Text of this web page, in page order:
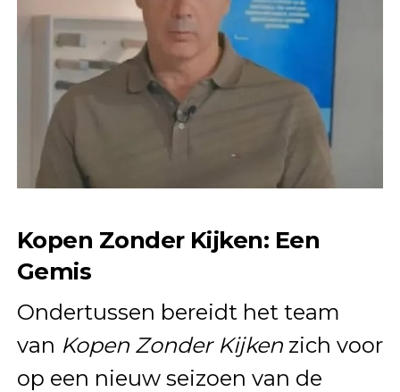
Kopen Zonder Kijken: Een
Gemis
Ondertussen bereidt het team
van Kopen Zonder Kijkenzich voor
op een nieuw seizoen van de